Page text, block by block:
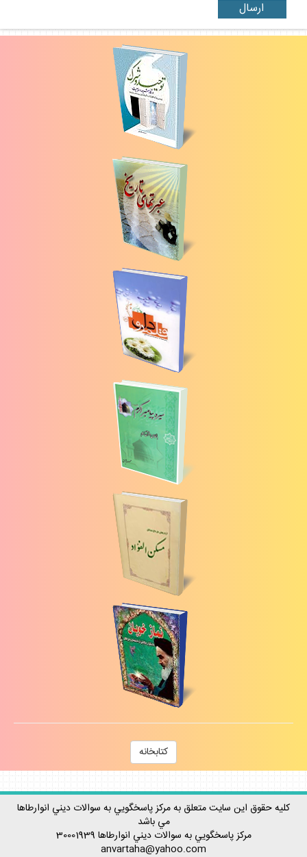
كتابخانه
كليه حقوق اين سايت متعلق به مركز پاسخگويي به سوالات ديني انوارطاها
مي باشد
مركز پاسخگويي به سوالات ديني انوارطاها 30001939
anvartaha@yahoo.com